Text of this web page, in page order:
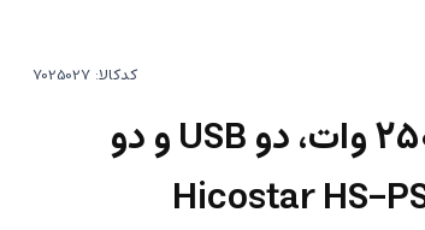
کدکالا:
چند راهی برق 8 سوکت 2500 وات، دو USB و دو